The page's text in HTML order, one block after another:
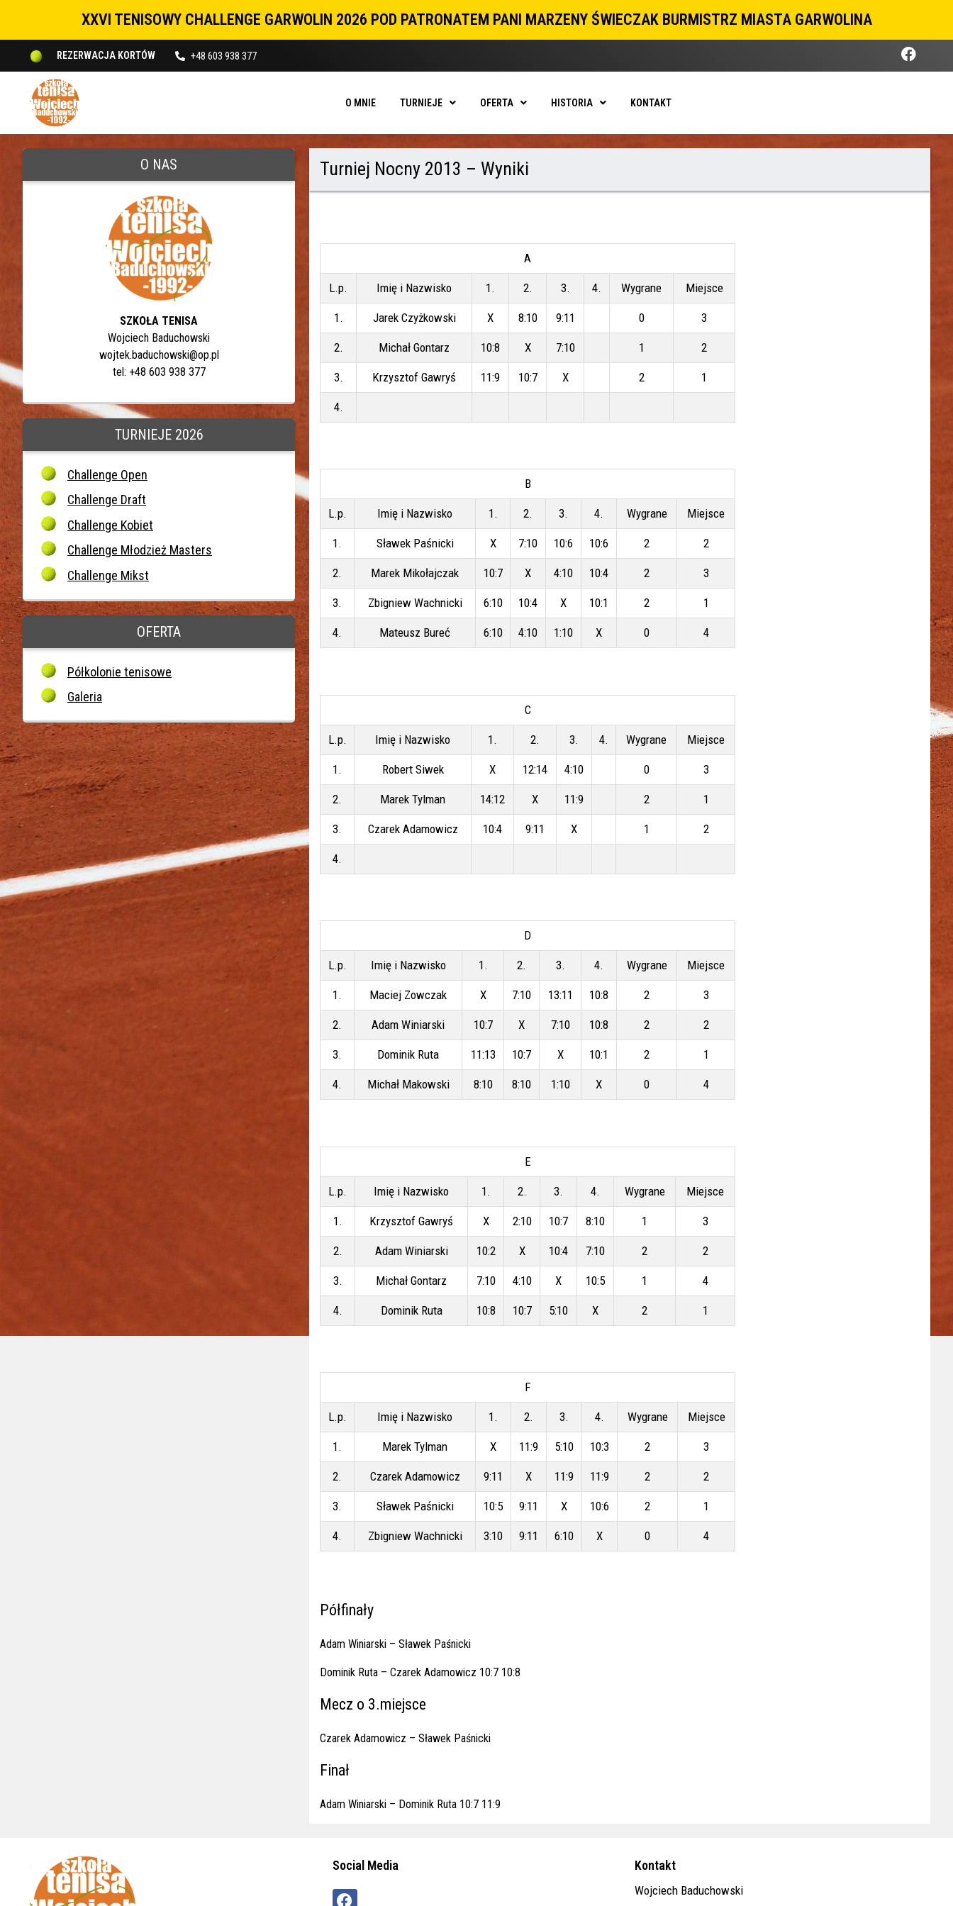
XXVI TENISOWY CHALLENGE GARWOLIN 2026 POD PATRONATEM PANI MARZENY ŚWIECZAK BURMISTRZ MIASTA GARWOLINA
REZERWACJA KORTÓW +48 603 938 377
O MNIE TURNIEJE OFERTA HISTORIA KONTAKT
Turniej Nocny 2013 – Wyniki
A
L.p. Imię i Nazwisko 1. 2. 3. 4. Wygrane Miejsce
1. Jarek Czyżkowski X 8:10 9:11 0 3
2. Michał Gontarz 10:8 X 7:10 1 2
3. Krzysztof Gawryś 11:9 10:7 X 2 1
4.
B
L.p. Imię i Nazwisko 1. 2. 3. 4. Wygrane Miejsce
1. Sławek Paśnicki X 7:10 10:6 10:6 2 2
2. Marek Mikołajczak 10:7 X 4:10 10:4 2 3
3. Zbigniew Wachnicki 6:10 10:4 X 10:1 2 1
4. Mateusz Bureć 6:10 4:10 1:10 X 0 4
C
L.p. Imię i Nazwisko 1. 2. 3. 4. Wygrane Miejsce
1. Robert Siwek X 12:14 4:10 0 3
2. Marek Tylman 14:12 X 11:9 2 1
3. Czarek Adamowicz 10:4 9:11 X 1 2
4.
D
L.p. Imię i Nazwisko 1. 2. 3. 4. Wygrane Miejsce
1. Maciej Zowczak X 7:10 13:11 10:8 2 3
2. Adam Winiarski 10:7 X 7:10 10:8 2 2
3. Dominik Ruta 11:13 10:7 X 10:1 2 1
4. Michał Makowski 8:10 8:10 1:10 X 0 4
E
L.p. Imię i Nazwisko 1. 2. 3. 4. Wygrane Miejsce
1. Krzysztof Gawryś X 2:10 10:7 8:10 1 3
2. Adam Winiarski 10:2 X 10:4 7:10 2 2
3. Michał Gontarz 7:10 4:10 X 10:5 1 4
4. Dominik Ruta 10:8 10:7 5:10 X 2 1
F
L.p. Imię i Nazwisko 1. 2. 3. 4. Wygrane Miejsce
1. Marek Tylman X 11:9 5:10 10:3 2 3
2. Czarek Adamowicz 9:11 X 11:9 11:9 2 2
3. Sławek Paśnicki 10:5 9:11 X 10:6 2 1
4. Zbigniew Wachnicki 3:10 9:11 6:10 X 0 4
Półfinały
Adam Winiarski – Sławek Paśnicki
Dominik Ruta – Czarek Adamowicz 10:7 10:8
Mecz o 3.miejsce
Czarek Adamowicz – Sławek Paśnicki
Finał
Adam Winiarski – Dominik Ruta 10:7 11:9
O NAS
SZKOŁA TENISA
Wojciech Baduchowski
wojtek.baduchowski@op.pl
tel: +48 603 938 377
TURNIEJE 2026
Challenge Open
Challenge Draft
Challenge Kobiet
Challenge Młodzież Masters
Challenge Mikst
OFERTA
Półkolonie tenisowe
Galeria
Social Media Kontakt
Wojciech Baduchowski